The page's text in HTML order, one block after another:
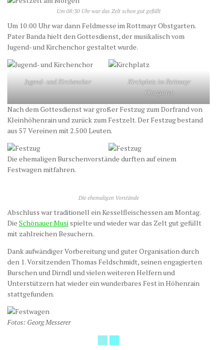
Um 08:30 Uhr war das Zelt schon gut gefüllt
Um 10:00 Uhr war dann Feldmesse im Rottmayr Obstgarten.
Pater Banda hielt den Gottesdienst, der musikalisch vom
Jugend- und Kirchenchor gestaltet wurde.
Jugend- und Kirchenchor
Kirchplatz im Rottmayr
Obstgarten
Nach dem Gottesdienst war großer Festzug zum Dorfrand von
Kleinhöhenrain und zurück zum Festzelt. Der Festzug bestand
aus 57 Vereinen mit 2.500 Leuten.
Die ehemaligen Burschenvorstände durften auf einem
Festwagen mitfahren.
Die ehemaligen Vorstände
Abschluss war traditionell ein Kesselfleischessen am Montag.
Die Schönauer Musi spielte und wieder war das Zelt gut gefüllt
mit zahlreichen Besuchern.
Dank aufwändiger Vorbereitung und guter Organisation durch
den 1. Vorsitzenden Thomas Feldschmidt, seinen engagierten
Burschen und Dirndl und vielen weiteren Helfern und
Unterstützern hat wieder ein wunderbares Fest in Höhenrain
stattgefunden.
Fotos: Georg Messerer